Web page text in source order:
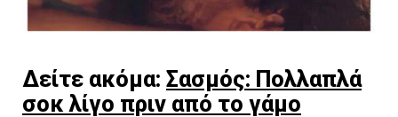
Δείτε ακόμα: Σασμός: Πολλαπλά
σοκ λίγο πριν από το γάμο